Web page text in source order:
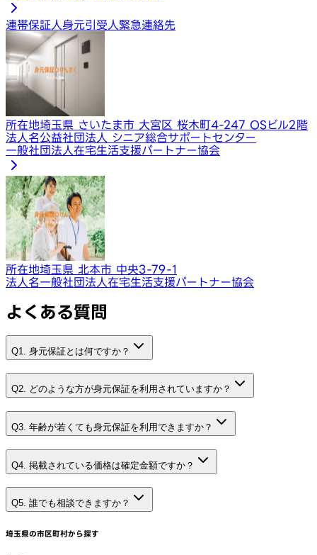
連帯保証人身元引受人緊急連絡先
所在地埼玉県 さいたま市 大宮区 桜木町4-247 OSビル2階
法人名公益社団法人 シニア総合サポートセンター
一般社団法人在宅生活支援パートナー協会
所在地埼玉県 北本市 中央3-79-1
法人名一般社団法人在宅生活支援パートナー協会
よくある質問
Q1. 身元保証とは何ですか？
Q2. どのような方が身元保証を利用されていますか？
Q3. 年齢が若くても身元保証を利用できますか？
Q4. 掲載されている価格は確定金額ですか？
Q5. 誰でも相談できますか？
埼玉県の市区町村から探す